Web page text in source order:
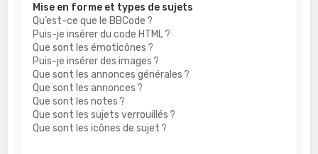
Mise en forme et types de sujets
Qu’est-ce que le BBCode ?
Puis-je insérer du code HTML ?
Que sont les émoticônes ?
Puis-je insérer des images ?
Que sont les annonces générales ?
Que sont les annonces ?
Que sont les notes ?
Que sont les sujets verrouillés ?
Que sont les icônes de sujet ?